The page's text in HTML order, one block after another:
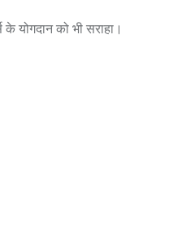
योगदान को भी सराहा।